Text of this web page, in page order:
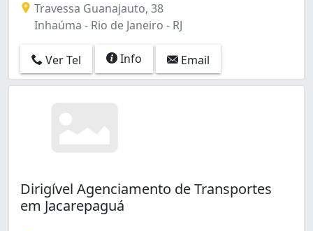
Travessa Guanajauto, 38
Inhaúma - Rio de Janeiro - RJ
Ver Tel Info Email
Dirigível Agenciamento de Transportes
em Jacarepaguá